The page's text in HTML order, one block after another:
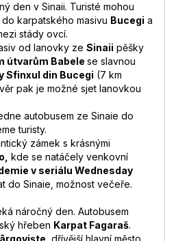
den v Sinaii. Turisté mohou
karpatského masivu Bucegi a
stády ovcí.
od lanovky ze Sinaii pěšky
útvarům Babele se slavnou
Sfinxul din Bucegi (7 km
pak je možné sjet lanovkou
autobusem ze Sinaie do
turisty.
zámek s krásnými
kde se natáčely venkovní
v seriálu Wednesday
do Sinaie, možnost večeře.
náročný den. Autobusem
hřeben Karpat Fagaraš.